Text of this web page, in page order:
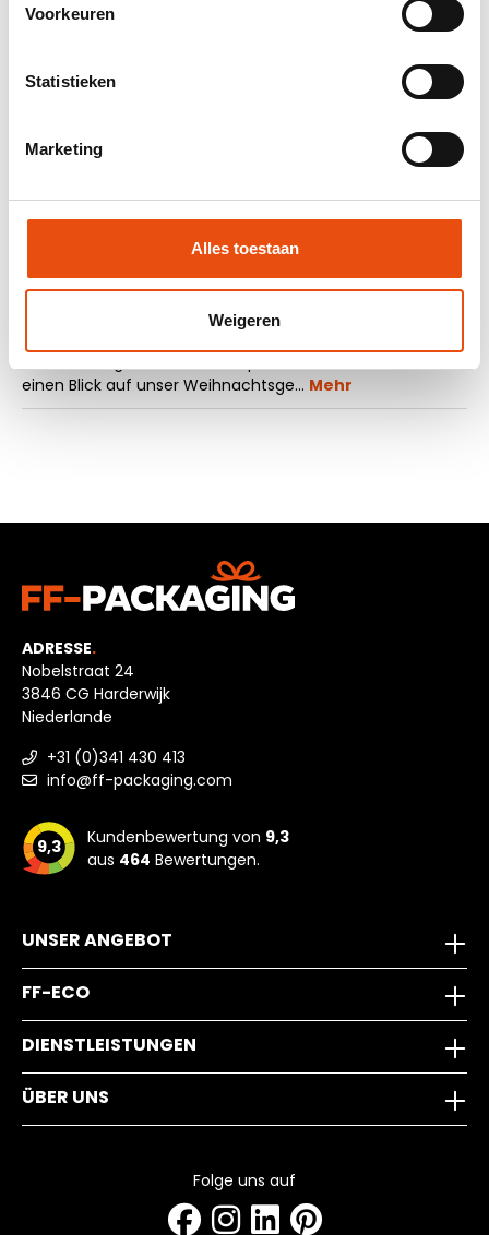
Voorkeuren
Statistieken
Marketing
Alles toestaan
Weigeren
Weltweite Lieferung
Kostenloses Visual und/oder Muster
Hilfe und Beratung durch unser Grafikstudio
Muster anfordern
einen Blick auf unser Weihnachtsge… Mehr
ADRESSE.
Nobelstraat 24
3846 CG Harderwijk
Niederlande
+31 (0)341 430 413
info@ff-packaging.com
9,3 Kundenbewertung von 9,3
aus 464 Bewertungen.
UNSER ANGEBOT
FF-ECO
DIENSTLEISTUNGEN
ÜBER UNS
Folge uns auf